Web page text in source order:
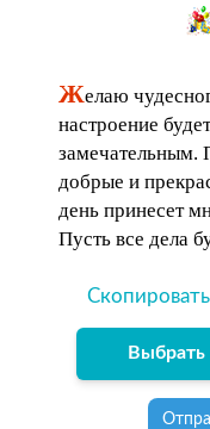
Желаю
настроение
замечательным.
добрые и
день принесет
Пусть все дела